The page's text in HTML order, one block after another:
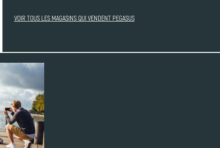
VOIR TOUS LES MAGASINS QUI VENDENT PEGASUS